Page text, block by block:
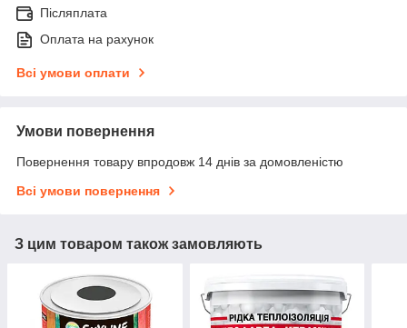
Післяплата
Оплата на рахунок
Всі умови оплати
Умови повернення
Повернення товару впродовж 14 днів за домовленістю
Всі умови повернення
З цим товаром також замовляють